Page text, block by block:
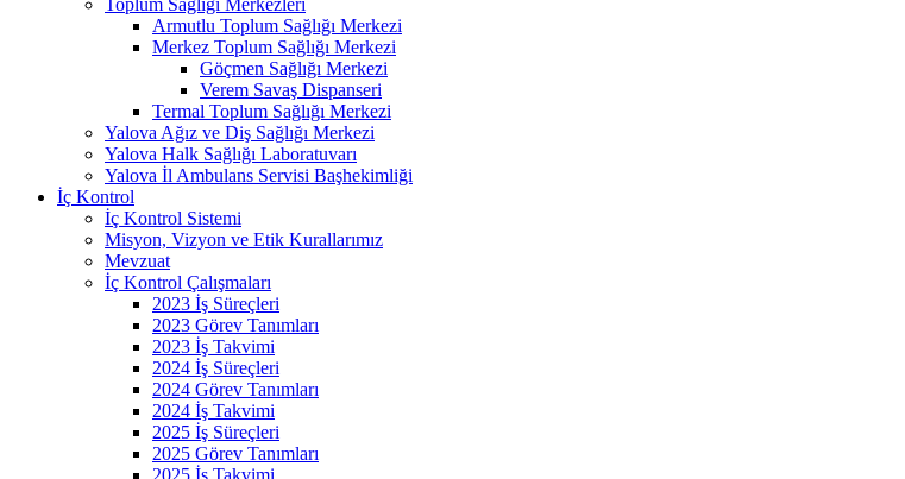
Armutlu Toplum Sağlığı Merkezi
Merkez Toplum Sağlığı Merkezi
Göçmen Sağlığı Merkezi
Verem Savaş Dispanseri
Termal Toplum Sağlığı Merkezi
Yalova Ağız ve Diş Sağlığı Merkezi
Yalova Halk Sağlığı Laboratuvarı
Yalova İl Ambulans Servisi Başhekimliği
İç Kontrol
İç Kontrol Sistemi
Misyon, Vizyon ve Etik Kurallarımız
Mevzuat
İç Kontrol Çalışmaları
2023 İş Süreçleri
2023 Görev Tanımları
2023 İş Takvimi
2024 İş Süreçleri
2024 Görev Tanımları
2024 İş Takvimi
2025 İş Süreçleri
2025 Görev Tanımları
2025 İş Takvimi